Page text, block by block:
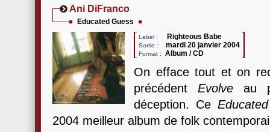
Ani DiFranco
Educated Guess
Label : Righteous Babe
Sortie : mardi 20 janvier 2004
Format : Album / CD
On efface tout et on
précédent Evolveau
déception. Ce
2004 meilleur album de folk